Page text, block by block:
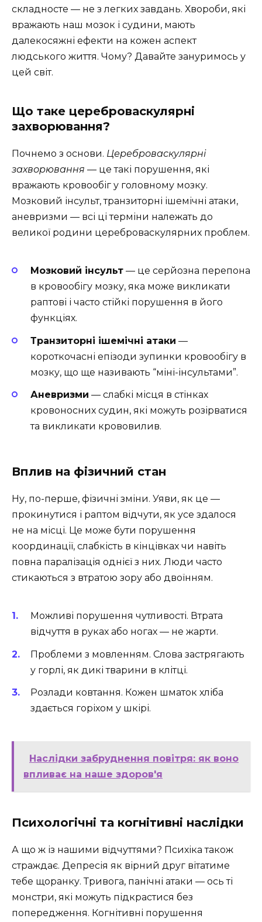
складносте — не з легких завдань. Хвороби, які
вражають наш мозок і судини, мають
далекосяжні ефекти на кожен аспект
людського життя. Чому? Давайте зануримось у
цей світ.
Що таке цереброваскулярні
захворювання?
Почнемо з основи. Цереброваскулярні
захворювання — це такі порушення, які
вражають кровообіг у головному мозку.
Мозковий інсульт, транзиторні ішемічні атаки,
аневризми — всі ці терміни належать до
великої родини цереброваскулярних проблем.
Мозковий інсульт — це серйозна перепона
в кровообігу мозку, яка може викликати
раптові і часто стійкі порушення в його
функціях.
Транзиторні ішемічні атаки —
короткочасні епізоди зупинки кровообігу в
мозку, що ще називають “міні-інсультами”.
Аневризми — слабкі місця в стінках
кровоносних судин, які можуть розірватися
та викликати крововилив.
Вплив на фізичний стан
Ну, по-перше, фізичні зміни. Уяви, як це —
прокинутися і раптом відчути, як усе здалося
не на місці. Це може бути порушення
координації, слабкість в кінцівках чи навіть
повна паралізація однієї з них. Люди часто
стикаються з втратою зору або двоїнням.
Можливі порушення чутливості. Втрата
відчуття в руках або ногах — не жарти.
Проблеми з мовленням. Слова застрягають
у горлі, як дикі тварини в клітці.
Розлади ковтання. Кожен шматок хліба
здається горіхом у шкірі.
Наслідки забруднення повітря: як воно
впливає на наше здоров'я
Психологічні та когнітивні наслідки
А що ж із нашими відчуттями? Психіка також
страждає. Депресія як вірний друг вітатиме
тебе щоранку. Тривога, панічні атаки — ось ті
монстри, які можуть підкрастися без
попередження. Когнітивні порушення